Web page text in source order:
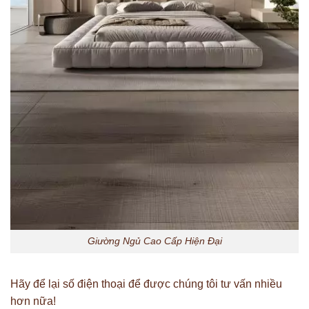
Giường Ngủ Cao Cấp Hiện Đại
Hãy để lại số điện thoại để được chúng tôi tư vấn nhiều
hơn nữa!